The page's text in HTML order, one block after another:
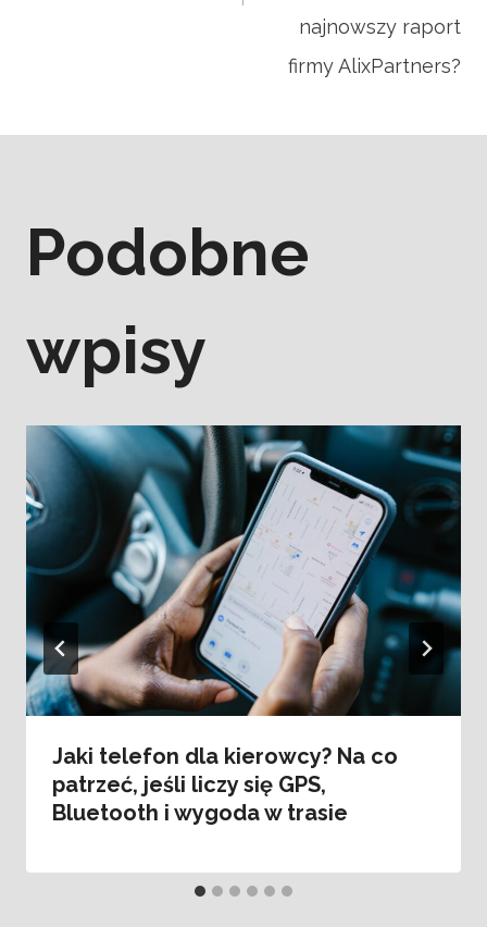
najnowszy raport
firmy AlixPartners?
Podobne
wpisy
Jaki telefon dla kierowcy? Na co
patrzeć, jeśli liczy się GPS,
Bluetooth i wygoda w trasie